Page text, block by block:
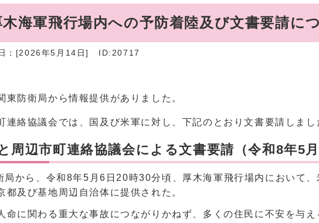
海軍飛行場内への予防着陸及び文書要請に
：[2026年5月14日] ID:20717
防衛局から情報提供がありました。
絡協議会では、国及び米軍に対し、下記のとおり文書要請しまし
周辺市町連絡協議会による文書要請（令和8年5月
から、令和8年5月6日20時30分頃、厚木海軍飛行場内において
及び基地周辺自治体に提供された。
命に関わる重大な事故につながりかねず、多くの住民に不安を与